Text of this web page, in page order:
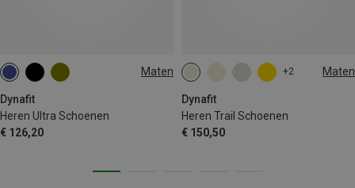
Maten
Dynafit
Heren Ultra Schoenen
€ 126,20
+2 Maten
Dynafit
Heren Trail Schoenen
€ 150,50